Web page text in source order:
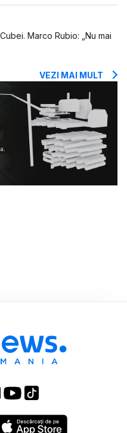
Marco Rubio: „Nu mai
VEZI MAI MULT